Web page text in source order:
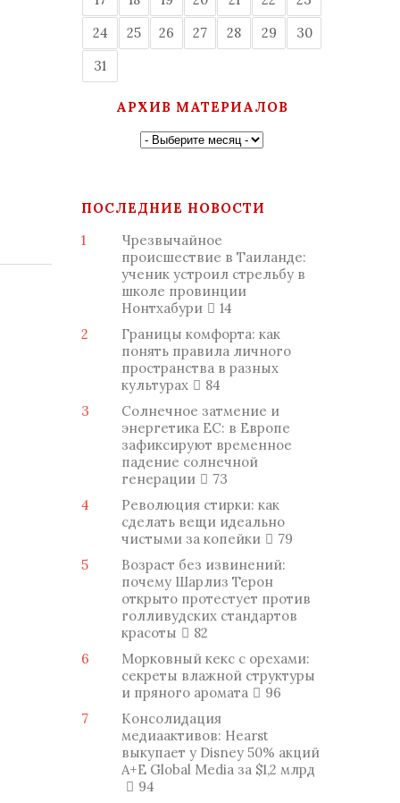
24
25 26 27 28 29
30
31
АРХИВ МАТЕРИАЛОВ
ПОСЛЕДНИЕ НОВОСТИ
1
Чрезвычайное
происшествие в Таиланде:
ученик устроил стрельбу в
школе провинции
Нонтхабури
14
2
Границы комфорта: как
понять правила личного
пространства в разных
культурах
84
3
Солнечное затмение и
энергетика ЕС: в Европе
зафиксируют временное
падение солнечной
генерации
73
4
Революция стирки: как
сделать вещи идеально
чистыми за копейки
79
5
Возраст без извинений:
почему Шарлиз Терон
открыто протестует против
голливудских стандартов
красоты
82
6
Морковный кекс с орехами:
секреты влажной структуры
и пряного аромата
96
7
Консолидация
медиаактивов: Hearst
выкупает у Disney 50% акций
A+E Global Media за $1,2 млрд
94